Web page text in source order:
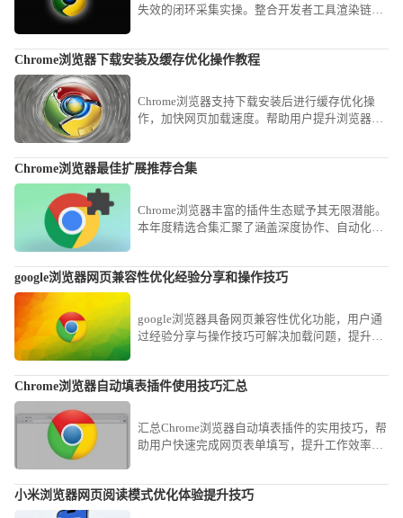
失效的闭环采集实操。整合开发者工具渲染链路
Chrome浏览器下载安装及缓存优化操作教程
Chrome浏览器支持下载安装后进行缓存优化操
作，加快网页加载速度。帮助用户提升浏览器性
Chrome浏览器最佳扩展推荐合集
Chrome浏览器丰富的插件生态赋予其无限潜能。
本年度精选合集汇聚了涵盖深度协作、自动化流
google浏览器网页兼容性优化经验分享和操作技巧
google浏览器具备网页兼容性优化功能，用户通
过经验分享与操作技巧可解决加载问题，提升稳
Chrome浏览器自动填表插件使用技巧汇总
汇总Chrome浏览器自动填表插件的实用技巧，帮
助用户快速完成网页表单填写，提升工作效率，
小米浏览器网页阅读模式优化体验提升技巧